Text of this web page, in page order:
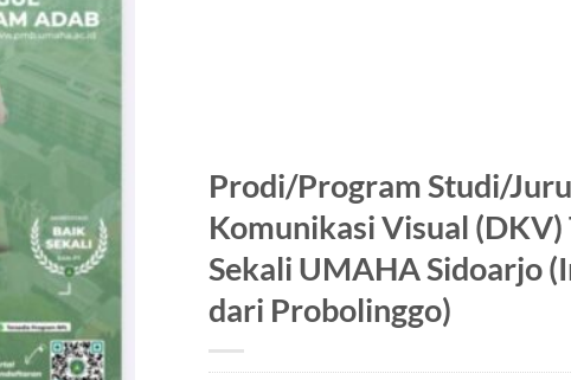
Prodi/Program Studi/
Komunikasi Visual
Sekali UMAHA Sidoarjo
dari Probolinggo)